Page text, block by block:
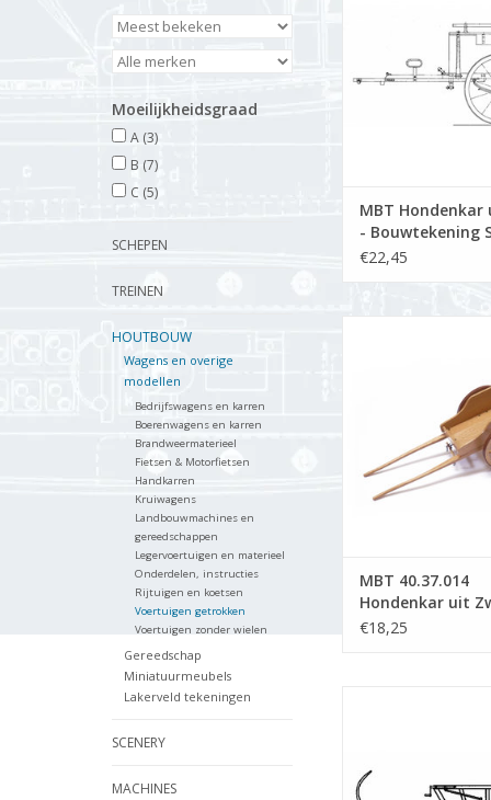
Moeilijkheidsgraad
A (3)
B (7)
C (5)
SCHEPEN
TREINEN
HOUTBOUW
Wagens en overige
modellen
Bedrijfswagens en karren
Boerenwagens en karren
Brandweermaterieel
Fietsen & Motorfietsen
Handkarren
Kruiwagens
Landbouwmachines en
gereedschappen
Legervoertuigen en materieel
Onderdelen, instructies
Rijtuigen en koetsen
Voertuigen getrokken
Voertuigen zonder wielen
Gereedschap
Miniatuurmeubels
Lakerveld tekeningen
SCENERY
MACHINES
TOEVOEGEN AAN
MBT Hondenkar
- Bouwtekening
: 8 (40.37.013)
€22,45
MBT 40.37.014
Hondenkar uit
(B)
€18,25
TOEVOEGEN AAN